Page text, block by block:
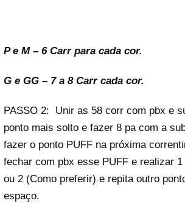
P e M – 6 Carr para cada cor.
G e GG – 7 a 8 Carr cada cor.
PASSO 2: Unir as 58 corr com pbx e
ponto mais solto e fazer 8 pa com a
fazer o ponto PUFF na próxima
fechar com pbx esse PUFF e realizar
ou 2 (Como preferir) e repita outro
espaço.